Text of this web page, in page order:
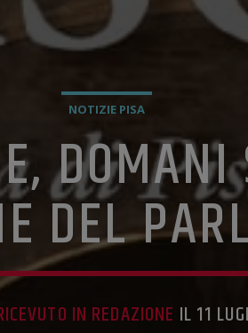
NOTIZIE PISA
DEL
IN REDAZIONE IL 11